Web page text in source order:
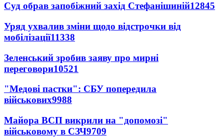
Суд обрав запобіжний захід Стефанішиній12845
Уряд ухвалив зміни щодо відстрочки від
мобілізації11338
Зеленський зробив заяву про мирні
переговори10521
"Медові пастки": СБУ попередила
військових9988
Майора ВСП викрили на "допомозі"
військовому в СЗЧ9709